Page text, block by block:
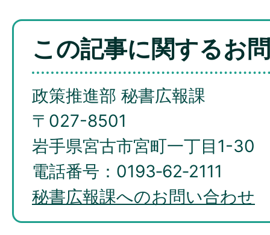
この記事に関するお
政策推進部 秘書広報課
〒027-8501
岩手県宮古市宮町一丁目1-30
電話番号：0193‐62‐2111
秘書広報課へのお問い合わせ